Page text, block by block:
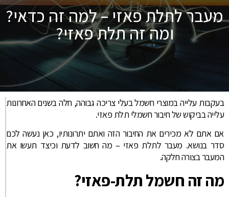
מעבר לתלת פאזי – למה זה כדאי?
ומה זה תלת פאזי?
בעקבות עלייה במוצרי חשמל בעלי צריכה גבוהה, חלה בשנים האחרונות
עלייה בביקוש של חיבור חשמלי תלת פאזי.
אם אתם לא מכירים את החיבור הזה ואתם יתרונותיו, כאן נעשה לכם
סדר בנושא. מעבר לתלת פאזי – מה חשוב לדעת וכיצד תעשו את
המעבר בצורה חלקה.
מה זה חשמל תלת-פאזי?